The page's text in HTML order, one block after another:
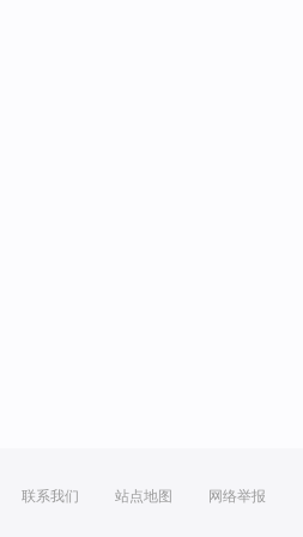
联系我们 站点地图 网络举报